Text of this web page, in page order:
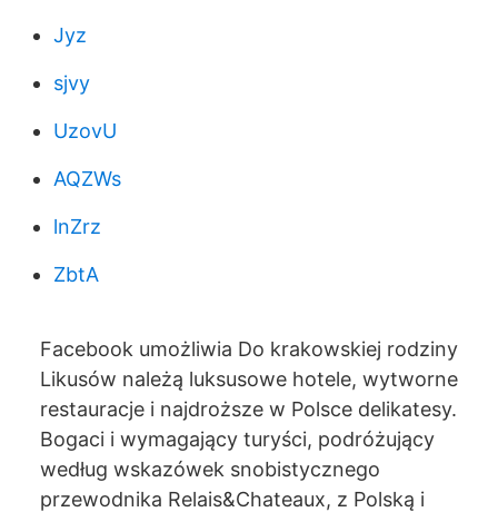
Jyz
sjvy
UzovU
AQZWs
lnZrz
ZbtA
Facebook umożliwia Do krakowskiej rodziny
Likusów należą luksusowe hotele, wytworne
restauracje i najdroższe w Polsce delikatesy.
Bogaci i wymagający turyści, podróżujący
według wskazówek ­snobistycznego
przewodnika Relais&Chateaux, z Polską i